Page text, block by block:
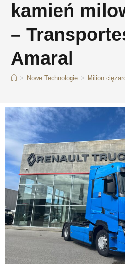
kamień
–
Amaral
> Nowe Technologie > Milion